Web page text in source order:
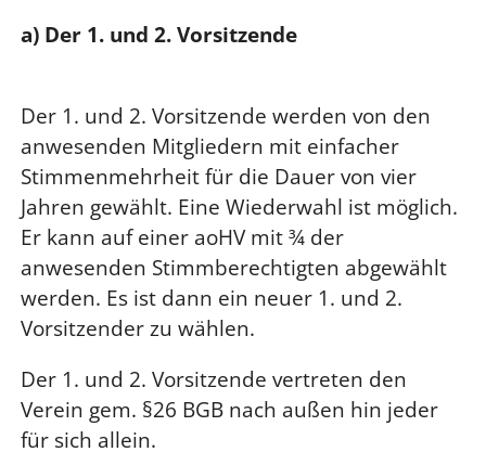
a) Der 1. und 2. Vorsitzende
Der 1. und 2. Vorsitzende werden von den
anwesenden Mitgliedern mit einfacher
Stimmenmehrheit für die Dauer von vier
Jahren gewählt. Eine Wiederwahl ist möglich.
Er kann auf einer aoHV mit ¾ der
anwesenden Stimmberechtigten abgewählt
werden. Es ist dann ein neuer 1. und 2.
Vorsitzender zu wählen.
Der 1. und 2. Vorsitzende vertreten den
Verein gem. §26 BGB nach außen hin jeder
für sich allein.